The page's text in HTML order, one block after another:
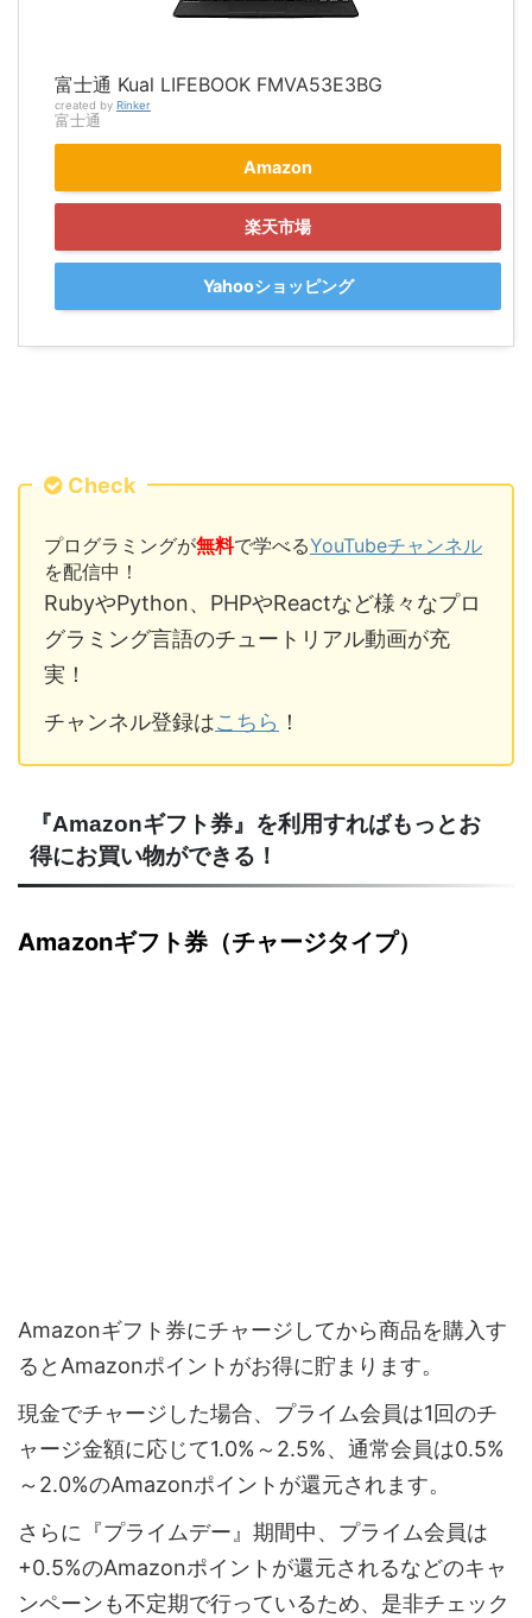
富士通 Kual LIFEBOOK FMVA53E3BG
created by Rinker
富士通
Amazon
楽天市場
Yahooショッピング
Check
プログラミングが無料で学べるYouTubeチャンネル
を配信中！
RubyやPython、PHPやReactなど様々なプロ
グラミング言語のチュートリアル動画が充
実！
チャンネル登録はこちら ！
『Amazonギフト券』を利用すればもっとお
得にお買い物ができる！
Amazonギフト券（チャージタイプ）
Amazonギフト券にチャージしてから商品を購入す
るとAmazonポイントがお得に貯まります。
現金でチャージした場合、プライム会員は1回のチ
ャージ金額に応じて1.0%～2.5%、通常会員は0.5%
～2.0%のAmazonポイントが還元されます。
さらに『プライムデー』期間中、プライム会員は
+0.5%のAmazonポイントが還元されるなどのキャ
ンペーンも不定期で行っているため、是非チェック